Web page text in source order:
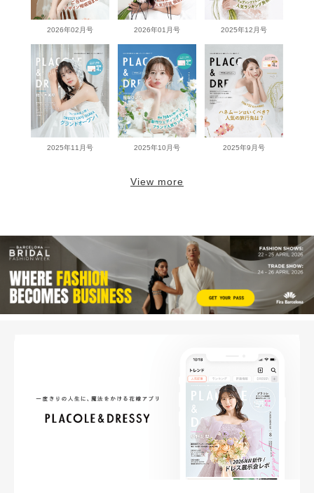
2026年02月号 2026年01月号 2025年12月号
2025年11月号 2025年10月号 2025年9月号
View more